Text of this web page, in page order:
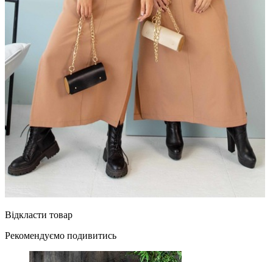
Відкласти товар
Рекомендуємо подивитись